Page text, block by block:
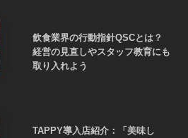
飲食業界の行動指針QSCとは？
経営の見直しやスタッフ教育にも
取り入れよう
TAPPY導入店紹介：「美味し